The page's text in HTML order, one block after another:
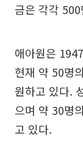
금은 각각
애아원은
현재 약 50명
원하고 있다.
으며 약 30명
고 있다.